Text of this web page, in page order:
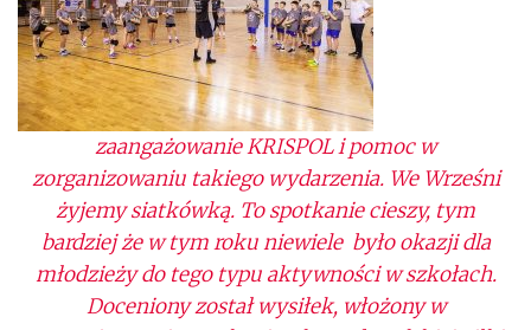
zaangażowanie KRISPOL i pomoc w
zorganizowaniu takiego wydarzenia. We Wrześni
żyjemy siatkówką. To spotkanie cieszy, tym
bardziej że w tym roku niewiele było okazji dla
młodzieży do tego typu aktywności w szkołach.
Doceniony został wysiłek, włożony w